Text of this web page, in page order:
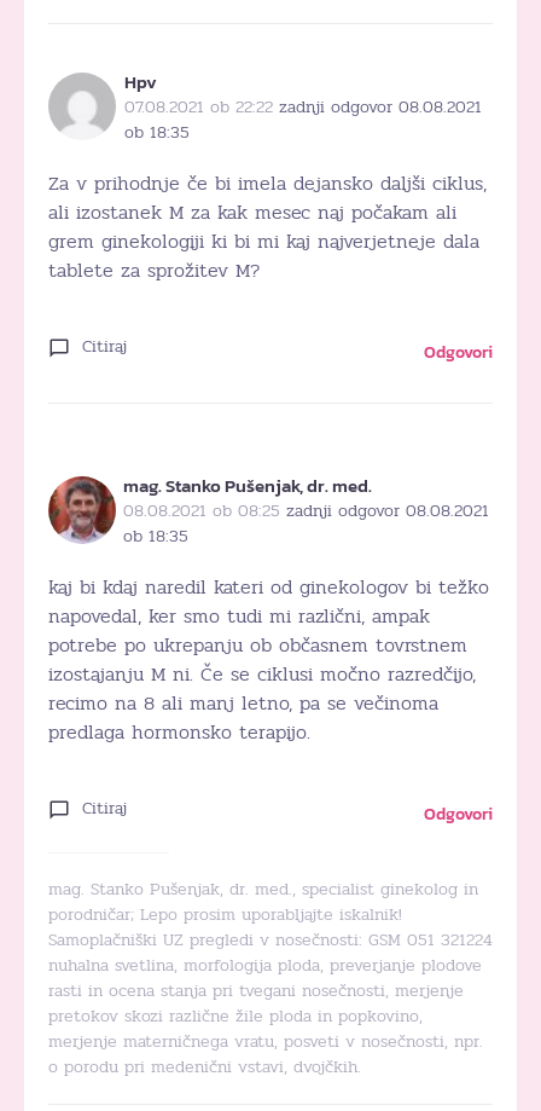
Hpv
07.08.2021 ob 22:22 zadnji odgovor 08.08.2021
ob 18:35
Za v prihodnje če bi imela dejansko daljši ciklus,
ali izostanek M za kak mesec naj počakam ali
grem ginekologiji ki bi mi kaj najverjetneje dala
tablete za sprožitev M?
Citiraj Odgovori
mag. Stanko Pušenjak, dr. med.
08.08.2021 ob 08:25 zadnji odgovor 08.08.2021
ob 18:35
kaj bi kdaj naredil kateri od ginekologov bi težko
napovedal, ker smo tudi mi različni, ampak
potrebe po ukrepanju ob občasnem tovrstnem
izostajanju M ni. Če se ciklusi močno razredčijo,
recimo na 8 ali manj letno, pa se večinoma
predlaga hormonsko terapijo.
Citiraj Odgovori
mag. Stanko Pušenjak, dr. med., specialist ginekolog in
porodničar; Lepo prosim uporabljajte iskalnik!
Samoplačniški UZ pregledi v nosečnosti: GSM 051 321224
nuhalna svetlina, morfologija ploda, preverjanje plodove
rasti in ocena stanja pri tvegani nosečnosti, merjenje
pretokov skozi različne žile ploda in popkovino,
merjenje materničnega vratu, posveti v nosečnosti, npr.
o porodu pri medenični vstavi, dvojčkih.